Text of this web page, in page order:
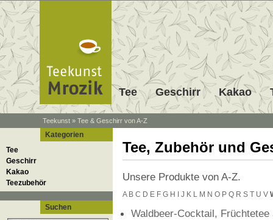
Tee Geschirr Kakao
Teekunst » Tee & Geschirr von A-Z
Kategorien
Tee
Geschirr
Kakao
Teezubehör
Suchen
Tee, Zubehör und
Unsere Produkte von A-Z.
A B C D E F G H J K L M N O P Q R S T U V
Waldbeer-Cocktail,